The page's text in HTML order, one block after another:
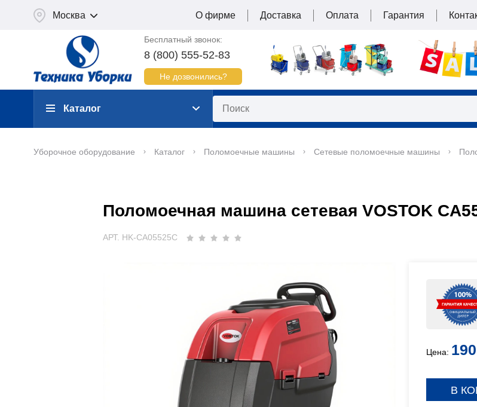
Москва О фирме Доставка Оплата Гарантия
Бесплатный звонок:
8 (800) 555-52-83
Не дозвонились?
Каталог
Уборочное оборудование Каталог Поломоечные машины Сетевые поломоечные машины
Поломоечная машина сетевая VOSTOK
АРТ. HK-CA05525C
Цена:
В